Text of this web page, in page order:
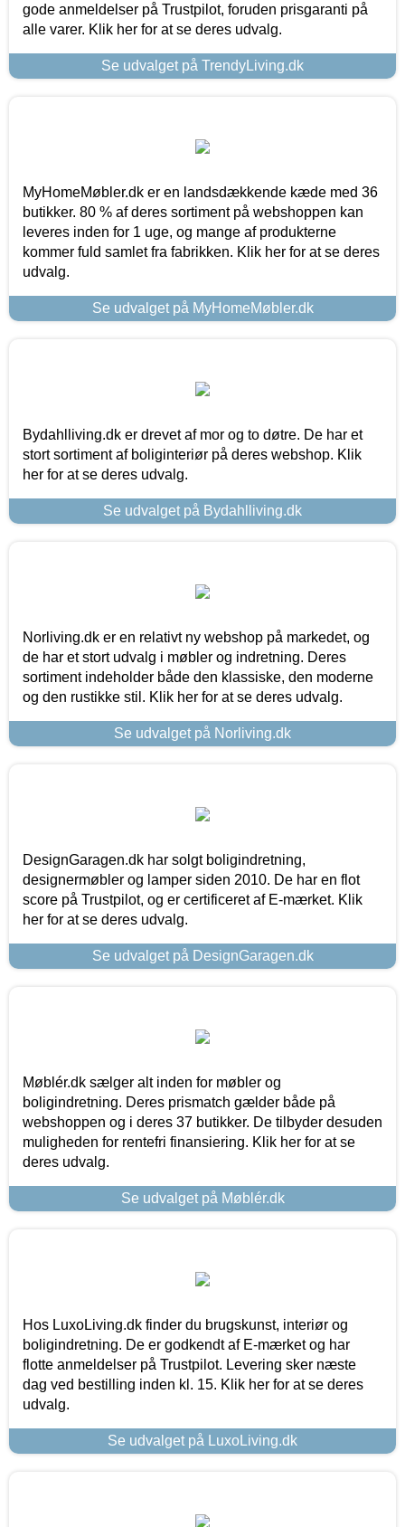
gode anmeldelser på Trustpilot, foruden prisgaranti på
alle varer. Klik her for at se deres udvalg.
Se udvalget på TrendyLiving.dk
MyHomeMøbler.dk er en landsdækkende kæde med 36
butikker. 80 % af deres sortiment på webshoppen kan
leveres inden for 1 uge, og mange af produkterne
kommer fuld samlet fra fabrikken. Klik her for at se deres
udvalg.
Se udvalget på MyHomeMøbler.dk
Bydahlliving.dk er drevet af mor og to døtre. De har et
stort sortiment af boliginteriør på deres webshop. Klik
her for at se deres udvalg.
Se udvalget på Bydahlliving.dk
Norliving.dk er en relativt ny webshop på markedet, og
de har et stort udvalg i møbler og indretning. Deres
sortiment indeholder både den klassiske, den moderne
og den rustikke stil. Klik her for at se deres udvalg.
Se udvalget på Norliving.dk
DesignGaragen.dk har solgt boligindretning,
designermøbler og lamper siden 2010. De har en flot
score på Trustpilot, og er certificeret af E-mærket. Klik
her for at se deres udvalg.
Se udvalget på DesignGaragen.dk
Møblér.dk sælger alt inden for møbler og
boligindretning. Deres prismatch gælder både på
webshoppen og i deres 37 butikker. De tilbyder desuden
muligheden for rentefri finansiering. Klik her for at se
deres udvalg.
Se udvalget på Møblér.dk
Hos LuxoLiving.dk finder du brugskunst, interiør og
boligindretning. De er godkendt af E-mærket og har
flotte anmeldelser på Trustpilot. Levering sker næste
dag ved bestilling inden kl. 15. Klik her for at se deres
udvalg.
Se udvalget på LuxoLiving.dk